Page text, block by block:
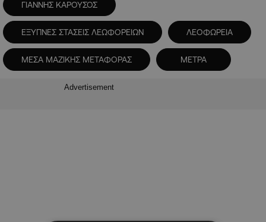
ΓΙΑΝΝΗΣ ΚΑΡΟΥΣΟΣ
ΕΞΥΠΝΕΣ ΣΤΑΣΕΙΣ ΛΕΩΦΟΡΕΙΩΝ ΛΕΟΦΩΡΕΙΑ
ΜΕΣΑ ΜΑΖΙΚΗΣ ΜΕΤΑΦΟΡΑΣ ΜΕΤΡΑ
Advertisement